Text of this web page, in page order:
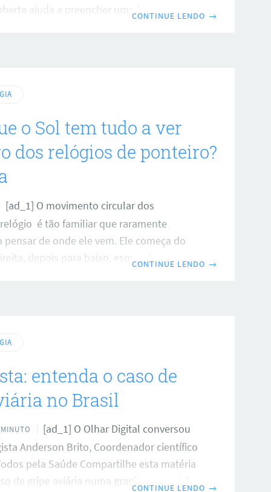
ajuda a preencher uma lacuna
Superior (Noriano), em uma região que
dos predadores os
CONTINUE LENDO →
o Sol tem tudo a ver
dos relógios de ponteiro?
[ad_1] O movimento circular dos
é tão familiar que raramente
pensar de onde ele vem. Ele começa do
depois para baixo, esquerda e
se mover, quando visto do
CONTINUE LENDO →
entenda o caso de
no Brasil
[ad_1] O Olhar Digital conversou
Anderson Brito, Coordenador científico
pela Saúde Compartilhe esta matéria
de gripe aviária numa granja comercial
CONTINUE LENDO →